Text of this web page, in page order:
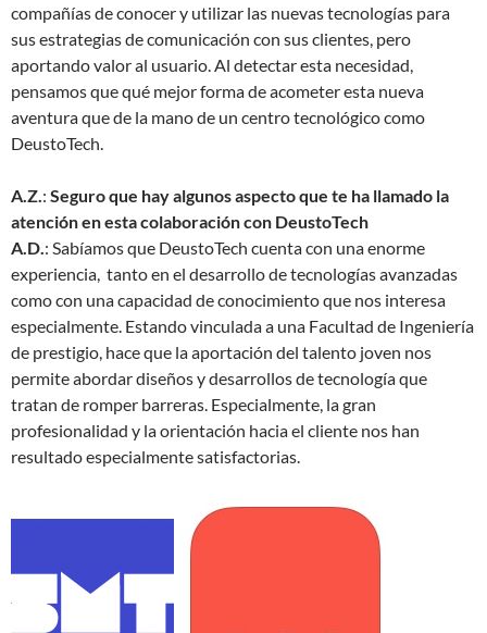
compañías de conocer y utilizar las nuevas tecnologías para
sus estrategias de comunicación con sus clientes, pero
aportando valor al usuario. Al detectar esta necesidad,
pensamos que qué mejor forma de acometer esta nueva
aventura que de la mano de un centro tecnológico como
DeustoTech.
A.Z. : Seguro que hay algunos aspecto que te ha llamado la
atención en esta colaboración con DeustoTech
A.D. : Sabíamos que DeustoTech cuenta con una enorme
experiencia, tanto en el desarrollo de tecnologías avanzadas
como con una capacidad de conocimiento que nos interesa
especialmente. Estando vinculada a una Facultad de Ingeniería
de prestigio, hace que la aportación del talento joven nos
permite abordar diseños y desarrollos de tecnología que
tratan de romper barreras. Especialmente, la gran
profesionalidad y la orientación hacia el cliente nos han
resultado especialmente satisfactorias.